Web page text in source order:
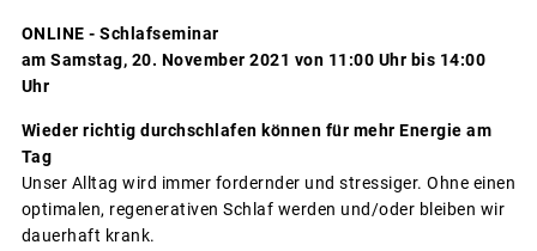
ONLINE - Schlafseminar
am Samstag, 20. November 2021 von 11:00 Uhr bis 14:00
Uhr
Wieder richtig durchschlafen können für mehr Energie am
Tag
Unser Alltag wird immer fordernder und stressiger. Ohne einen
optimalen, regenerativen Schlaf werden und/oder bleiben wir
dauerhaft krank.